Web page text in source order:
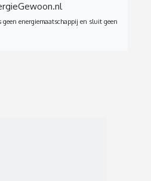
energiemaatschappij en sluit geen